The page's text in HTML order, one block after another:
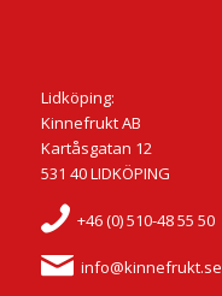
Lidköping:
Kinnefrukt AB
Kartåsgatan 12
531 40 LIDKÖPING
+46 (0) 510-48 55 50
info@kinnefrukt.se